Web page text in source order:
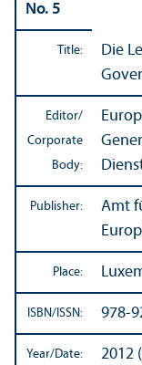
No. 5
Title:
Die
Editor/
Corporate
Body:
Publisher:
Amt
Place:
ISBN/ISSN: 978-
Year/Date: 2012